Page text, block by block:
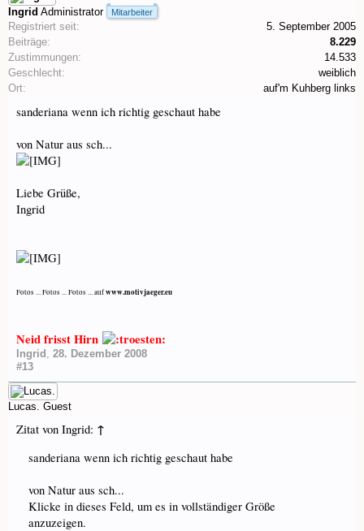
Ingrid Administrator Mitarbeiter
Registriert seit:
5. September 2005
Beiträge:
8.229
Zustimmungen:
14.533
Geschlecht:
weiblich
Ort:
auf'm Kuhberg links
sanderiana wenn ich richtig geschaut habe
von Natur aus sch...
Liebe Grüße,
Ingrid
Fotos ... Fotos ... Fotos ... aufwww.motivjaeger.eu
Neid frisst Hirn
Ingrid , 28. Dezember 2008
#13
Lucas. Guest
Zitat von Ingrid: ↑
sanderiana wenn ich richtig geschaut habe
von Natur aus sch...
Klicke in dieses Feld, um es in vollständiger Größe
anzuzeigen.